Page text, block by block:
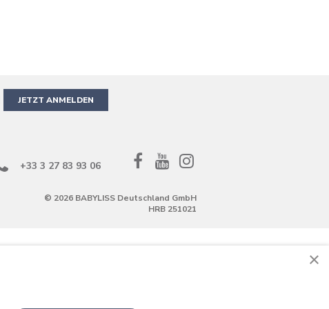
JETZT ANMELDEN
+33 3 27 83 93 06
FacebookYouTubeInstagram
© 2026 BABYLISS Deutschland GmbH
HRB 251021
×